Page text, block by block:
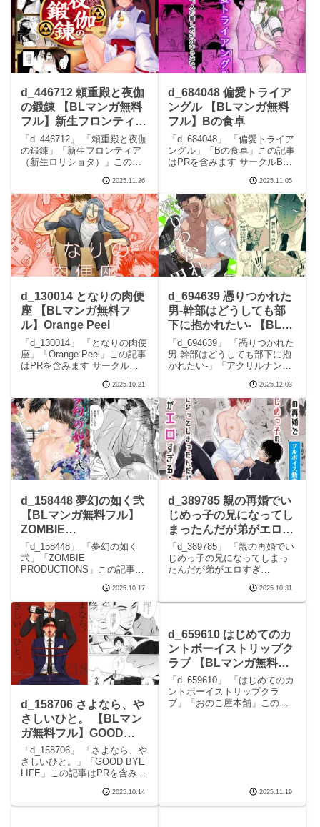
メス堕ちさせるの見どころシ
ーン初恋のおにいさんをメス
堕ちさせる
ナーと家政夫さんの見どころ
シーンランジェリー
d_446712 頼重殿と夜伽
の鍛錬 【BLマンガ無料
フル】新生フロンティア
（新生ロリショタ）
「d_446712」 「頼重殿と夜伽
の鍛錬」「新生フロンティア
（新生ロリショタ）」この記
生フロンティア（新生ロリシ
ョタ）のエロマンガです。 続
きを読むd_446712 頼重殿と夜
伽の鍛錬の見どころシーン頼
重殿と
2025.11.26
d_684048 偏愛トライア
ングル 【BLマンガ無料
フル】Bの食卓
「d_684048」 「偏愛トライア
ングル」「Bの食卓」この記事
はPRを含みます サークルBの
を読むd_684048 偏愛トライア
ングルの見どころシーン偏愛
トライアングル 画像1偏愛トラ
イアングル 画像2偏愛トラ
2025.11.05
d_130014 となりの肉便
座 【BLマンガ無料フ
ル】Orange Peel
「d_130014」 「となりの肉便
座」「Orange Peel」この記事
はPRを含みます サークル
す。 続きを読むd_130014 と
なりの肉便座の見どころシー
ンとなりの肉便座 画像1となり
の肉便座 画
2025.10.21
d_694639 憑りつかれた
男-幹部はどうしても部
下に抱かれたい- 【BLマ
ンガ無料フル】アクリル
ナントカ
「d_694639」 「憑りつかれた
男-幹部はどうしても部下に抱
かれたい-」「アクリルナント
サークルアクリルナントカの
エロマンガです。 続きを読む
d_694639 憑りつかれた男-幹
部はどうしても部下に抱かれ
た
2025.12.03
d_158448 夢幻の如く弐
【BLマンガ無料フル】
ZOMBIE
PRODUCTIONS
「d_158448」 「夢幻の如く
弐」「ZOMBIE
PRODUCTIONS」この記事は
ZOMBIE PRODUCTIONSのエ
ロマンガです。 続きを読む
d_158448 夢幻の如く弐の見ど
ころシーン夢幻の如く弐 画
2025.10.17
d_389785 親の再婚でい
じめっ子の兄になってし
まったんだが弟がエロす
ぎる・・・【フルボイス
動画版】 【BLマンガ無
料フル】
KZentertainment
「d_389785」 「親の再婚でい
じめっ子の兄になってしまっ
たんだが弟がエロすぎ
版】」「KZentertainment」こ
の記事はPRを含みます サーク
2025.10.31
d_158706 さよなら、や
さしいひと。 【BLマン
ガ無料フル】GOOD
BYE LIFE
「d_158706」 「さよなら、や
さしいひと。」「GOOD BYE
LIFE」この記事はPRを含みま
のエロマンガです。 続きを読
むd_158706 さよなら、やさし
2025.10.14
d_659610 はじめてのカ
ントボーイストリップク
ラブ 【BLマンガ無料フ
ル】おのこ屋本舗
「d_659610」 「はじめてのカ
ントボーイストリップクラ
ブ」「おのこ屋本舗」この記
2025.11.19